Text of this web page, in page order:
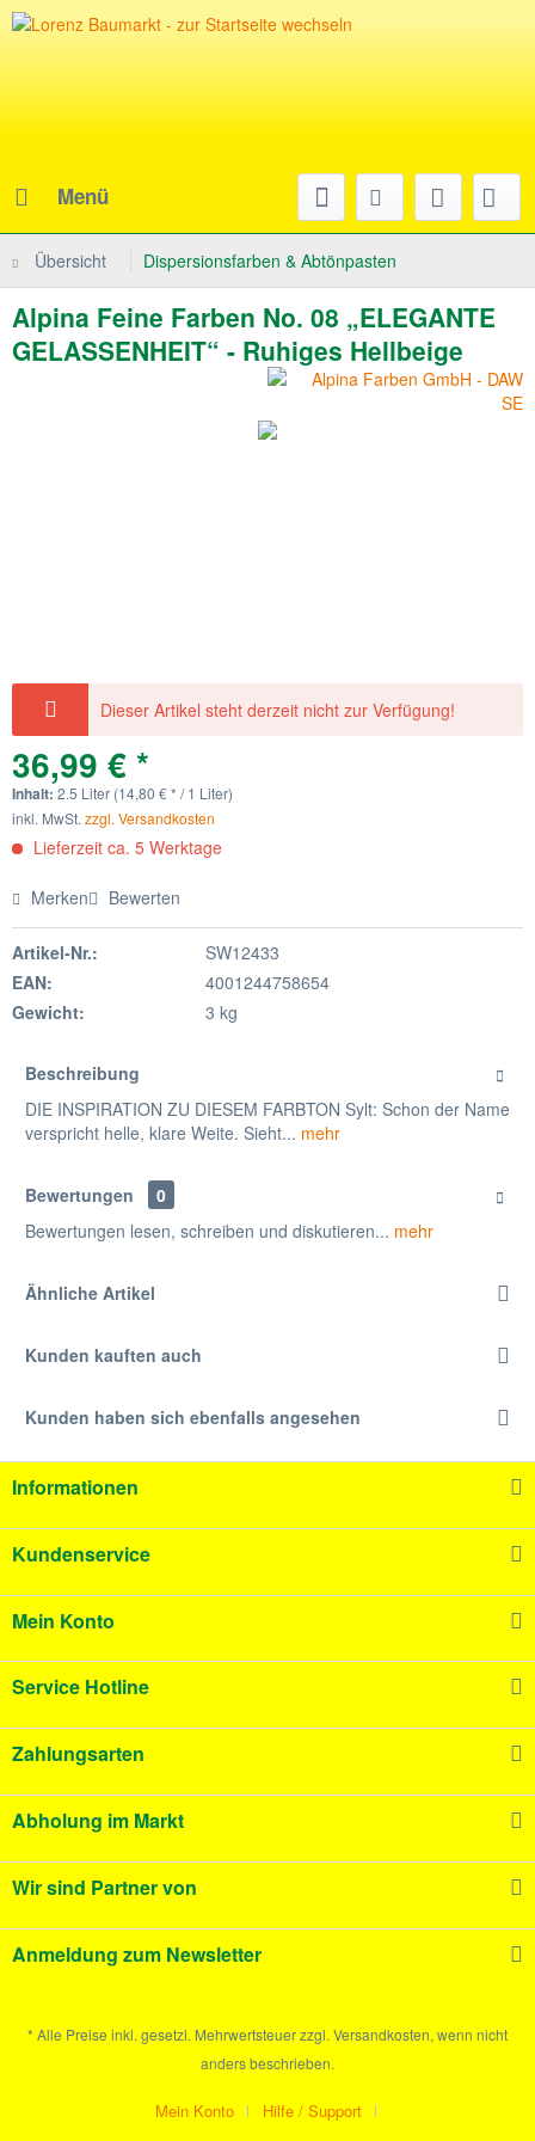
Menü
Übersicht Dispersionsfarben & Abtönpasten
Alpina Feine Farben No. 08 „ELEGANTE
GELASSENHEIT“ - Ruhiges Hellbeige
Dieser Artikel steht derzeit nicht zur Verfügung!
36,99 € *
Inhalt: 2.5 Liter (14,80 € * / 1 Liter)
inkl. MwSt. zzgl. Versandkosten
Lieferzeit ca. 5 Werktage
Merken Bewerten
Artikel-Nr.:
SW12433
EAN:
4001244758654
Gewicht:
3 kg
Beschreibung
DIE INSPIRATION ZU DIESEM FARBTON Sylt: Schon der Name
verspricht helle, klare Weite. Sieht... mehr
Bewertungen
0
Bewertungen lesen, schreiben und diskutieren... mehr
Ähnliche Artikel
Kunden kauften auch
Kunden haben sich ebenfalls angesehen
Informationen
Kundenservice
Mein Konto
Service Hotline
Zahlungsarten
Abholung im Markt
Wir sind Partner von
Anmeldung zum Newsletter
* Alle Preise inkl. gesetzl. Mehrwertsteuer zzgl. Versandkosten, wenn nicht
anders beschrieben.
Mein Konto
Hilfe / Support